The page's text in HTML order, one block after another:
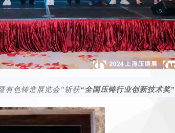
有色铸造展览会”斩获“全国压铸行业创新技术奖”